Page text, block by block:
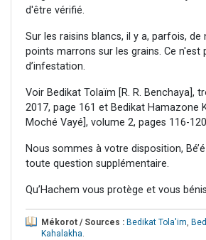
d'être vérifié.
Sur les raisins blancs, il y a, parfois,
points marrons sur les grains. Ce n'est
d’infestation.
Voir Bedikat Tolaïm [R. R. Benchaya],
2017, page 161 et Bedikat Hamazone
Moché Vayé], volume 2, pages 116-
Nous sommes à votre disposition,
toute question supplémentaire.
Qu’Hachem vous protège et vous
Mékorot / Sources : Bedikat Tola'im,
Kahalakha.